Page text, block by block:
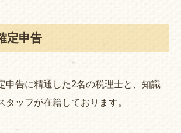
定申告
申告に精通した2名の税理士と、知識
タッフが在籍しております。